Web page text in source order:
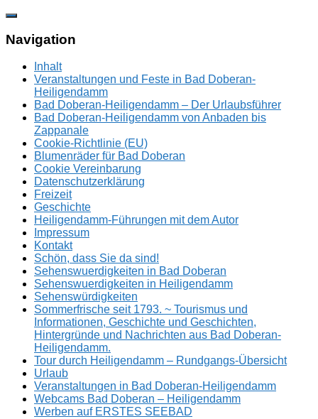
Zum
springen
Navigation
Inhalt
Veranstaltungen und Feste in Bad Doberan-
Heiligendamm
Bad Doberan-Heiligendamm – Der Urlaubsführer
Bad Doberan-Heiligendamm von Anbaden bis
Zappanale
Cookie-Richtlinie (EU)
Blumenräder für Bad Doberan
Cookie Vereinbarung
Datenschutzerklärung
Freizeit
Geschichte
Heiligendamm-Führungen mit dem Autor
Impressum
Kontakt
Schön, dass Sie da sind!
Sehenswuerdigkeiten in Bad Doberan
Sehenswuerdigkeiten in Heiligendamm
Sehenswürdigkeiten
Sommerfrische seit 1793. ~ Tourismus und
Informationen, Geschichte und Geschichten,
Hintergründe und Nachrichten aus Bad Doberan-
Heiligendamm.
Tour durch Heiligendamm – Rundgangs-Übersicht
Urlaub
Veranstaltungen in Bad Doberan-Heiligendamm
Webcams Bad Doberan – Heiligendamm
Werben auf ERSTES SEEBAD